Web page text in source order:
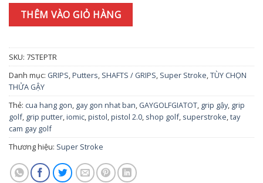
THÊM VÀO GIỎ HÀNG
SKU: 7STEPTR
Danh mục: GRIPS,Putters, SHAFTS / GRIPS, Super Stroke,TÙY CHỌN
THỬA GẬY
Thẻ: cua hang gon, gay gon nhat ban, GAYGOLFGIATOT, grip gậy, grip
golf, grip putter,iomic,pistol,pistol 2.0, shop golf, superstroke,tay
cam gay golf
Thương hiệu: Super Stroke